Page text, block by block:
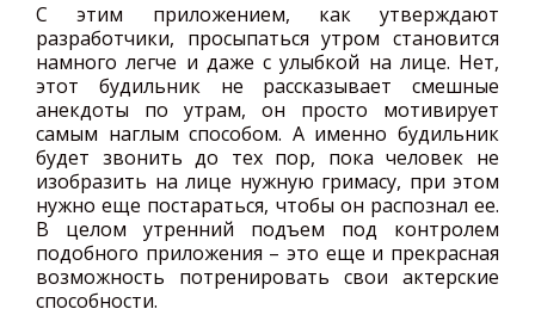
С этим приложением, как утверждают
разработчики, просыпаться утром становится
намного легче и даже с улыбкой на лице. Нет,
этот будильник не рассказывает смешные
анекдоты по утрам, он просто мотивирует
самым наглым способом. А именно будильник
будет звонить до тех пор, пока человек не
изобразить на лице нужную гримасу, при этом
нужно еще постараться, чтобы он распознал ее.
В целом утренний подъем под контролем
подобного приложения – это еще и прекрасная
возможность потренировать свои актерские
способности.